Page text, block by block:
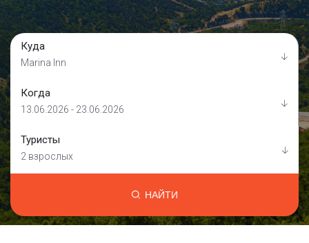
Куда
Marina Inn
Когда
13.06.2026 - 23.06.2026
Туристы
2 взрослых
НАЙТИ